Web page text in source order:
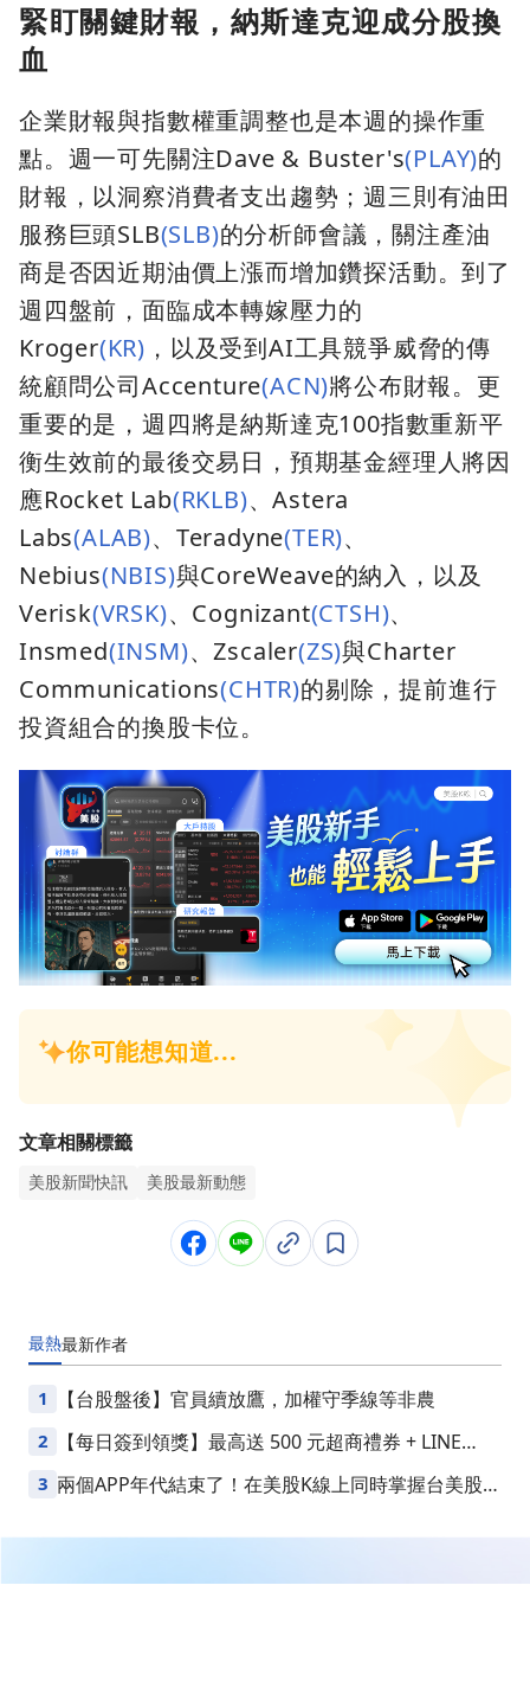
緊盯關鍵財報，納斯達克迎成分股換
血
企業財報與指數權重調整也是本週的操作重
點。週一可先關注Dave & Buster's(PLAY)的
財報，以洞察消費者支出趨勢；週三則有油田
服務巨頭SLB(SLB)的分析師會議，關注產油
商是否因近期油價上漲而增加鑽探活動。到了
週四盤前，面臨成本轉嫁壓力的
Kroger(KR) ，以及受到AI工具競爭威脅的傳
統顧問公司Accenture(ACN)將公布財報。更
重要的是，週四將是納斯達克100指數重新平
衡生效前的最後交易日，預期基金經理人將因
應Rocket Lab(RKLB)、Astera
Labs(ALAB)、Teradyne(TER)、
Nebius(NBIS)與CoreWeave的納入，以及
Verisk(VRSK)、Cognizant(CTSH)、
Insmed(INSM)、Zscaler(ZS)與Charter
Communications(CHTR)的剔除，提前進行
投資組合的換股卡位。
文章相關標籤
美股新聞快訊 美股最新動態
最熱最新作者
1 【台股盤後】官員續放鷹，加權守季線等非農
2
【每日簽到領獎】最高送 500 元超商禮券 + LINE
Points
3 兩個APP年代結束了！在美股K線上同時掌握台美股損